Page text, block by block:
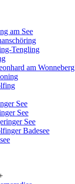
am See
Tengling
am Wonneberg
See
See
See
Badesee